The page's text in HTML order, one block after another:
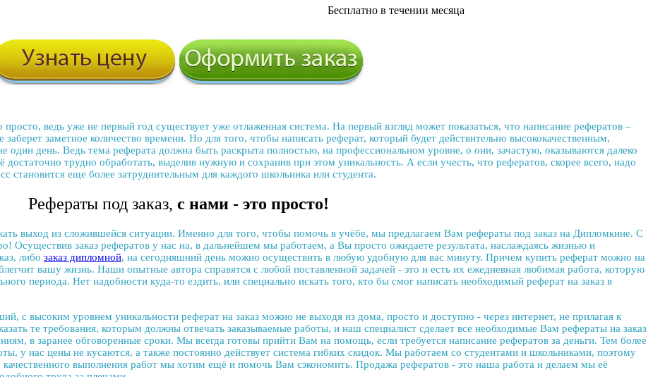
Бесплатно в течении месяца
просто, ведь уже не первый год существует уже отлаженная система. На первый взгляд может показаться, что написание рефератов –
заметное количество времени. Но для того, чтобы написать реферат, который будет действительно высококачественным,
один день. Ведь тема реферата должна быть раскрыта полностью, на профессиональном уровне, о они, зачастую, оказываются далеко
трудно обработать, выделив нужную и сохранив при этом уникальность. А если учесть, что рефератов, скорее всего, надо
становится еще более затруднительным для каждого школьника или студента.
Рефераты под заказ, с нами - это просто!
выход из сложившейся ситуации. Именно для того, чтобы помочь в учёбе, мы предлагаем Вам рефераты под заказ на Дипломкине. С
Осуществив заказ рефератов у нас на, в дальнейшем мы работаем, а Вы просто ожидаете результата, наслаждаясь жизнью и
, либо заказ дипломной, на сегодняшний день можно осуществить в любую удобную для вас минуту. Причем купить реферат можно на
вашу жизнь. Наши опытные автора справятся с любой поставленной задачей - это и есть их ежедневная любимая работа, которую
периода. Нет надобности куда-то ездить, или специально искать того, кто бы смог написать необходимый реферат на заказ в
с высоким уровнем уникальности реферат на заказ можно не выходя из дома, просто и доступно - через интернет, не прилагая к
те требования, которым должны отвечать заказываемые работы, и наш специалист сделает все необходимые Вам рефераты на заказ
в заранее обговоренные сроки. Мы всегда готовы прийти Вам на помощь, если требуется написание рефератов за деньги. Тем более
у нас цены не кусаются, а также постоянно действует система гибких скидок. Мы работаем со студентами и школьниками, поэтому
выполнения работ мы хотим ещё и помочь Вам сэкономить. Продажа рефератов - это наша работа и делаем мы её